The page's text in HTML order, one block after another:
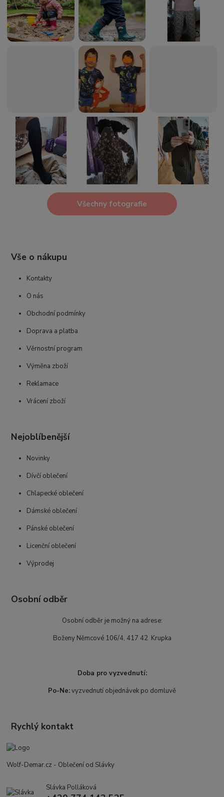
Všechny fotografie
Vše o nákupu
Kontakty
O nás
Obchodní podmínky
Doprava a platba
Věrnostní program
Výměna zboží
Reklamace
Vrácení zboží
Nejoblíbenější
Novinky
Dívčí oblečení
Chlapecké oblečení
Dámské oblečení
Pánské oblečení
Licenční oblečení
Výprodej
Osobní odběr
Osobní odběr je možný na adrese:
Boženy Němcové 106/4, 417 42 Krupka
Doba pro vyzvednutí:
Po-Ne:vyzvednutí objednávek po domluvě
Rychlý kontakt
Wolf-Demar.cz - Oblečení od Slávky
Slávka Polláková